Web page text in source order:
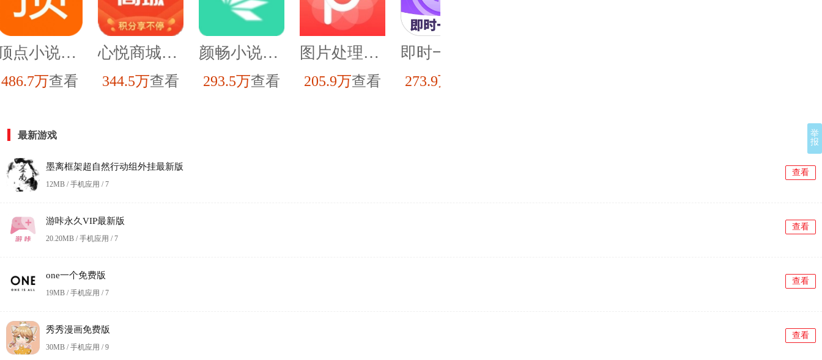
顶点小说去广告版
486.7万查看
心悦商城安卓直装版
344.5万查看
颜畅小说安卓官方版
293.5万查看
图片处理p图直装版
205.9万查看 273.9万
最新游戏
墨离框架超自然行动组外挂最新版
12MB / 手机应用 /7
查看
游咔永久VIP最新版
20.20MB / 手机应用 /7
查看
one一个免费版
19MB / 手机应用 /7
查看
秀秀漫画免费版
30MB / 手机应用 /9
查看
举
报